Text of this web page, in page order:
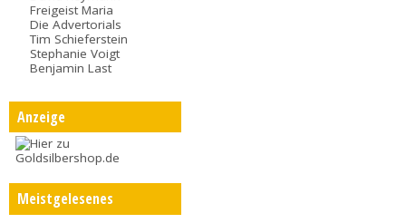
Freigeist Maria
Die Advertorials
Tim Schieferstein
Stephanie Voigt
Benjamin Last
Anzeige
Meistgelesenes